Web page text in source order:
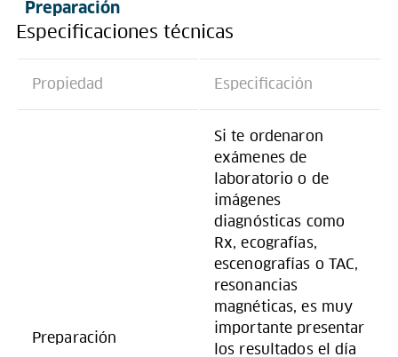
Preparación
Especificaciones técnicas
Propiedad Especificación
Preparación
Si te ordenaron
exámenes de
laboratorio o de
imágenes
diagnósticas como
Rx, ecografías,
escenografías o TAC,
resonancias
magnéticas, es muy
importante presentar
los resultados el día